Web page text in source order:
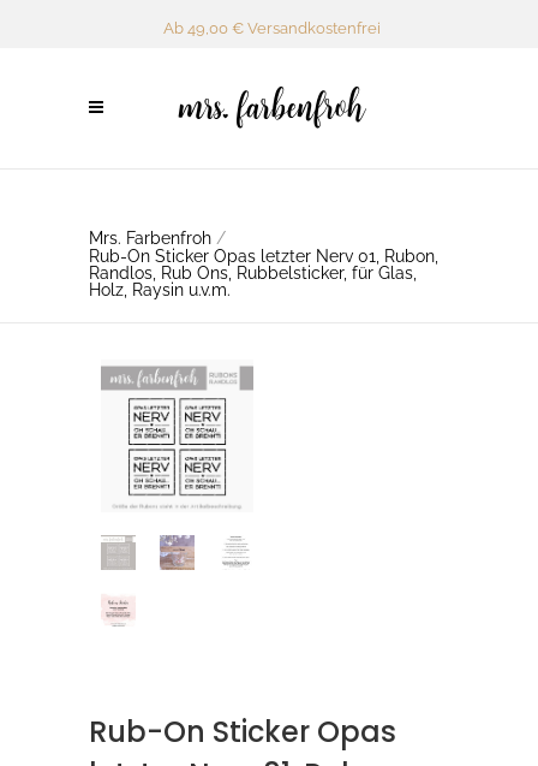
Ab 49,00 € Versandkostenfrei
Mrs. Farbenfroh /
Rub-On Sticker Opas letzter Nerv 01, Rubon,
Randlos, Rub Ons, Rubbelsticker, für Glas,
Holz, Raysin u.v.m.
Rub-On Sticker Opas